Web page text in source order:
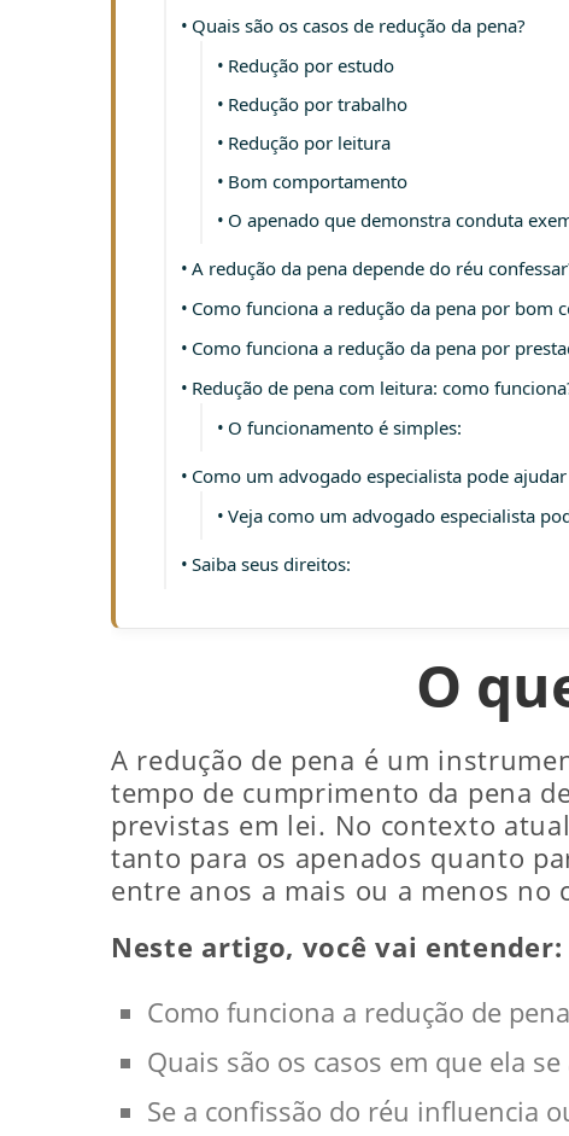
Quais são os casos de redução da pena?
Redução por estudo
Redução por trabalho
Redução por leitura
Bom comportamento
O apenado que demonstra conduta
A redução da pena depende do réu
Como funciona a redução da pena por bom
Como funciona a redução da pena por
Redução de pena com leitura: como
O funcionamento é simples:
Como um advogado especialista pode
Veja como um advogado especialista
Saiba seus direitos:
O
A redução de pena é um
tempo de cumprimento da pena
previstas em lei. No contexto
tanto para os apenados quanto
entre anos a mais ou a menos no
Neste artigo, você vai entender:
Como funciona a redução de
Quais são os casos em que ela se
Se a confissão do réu influencia